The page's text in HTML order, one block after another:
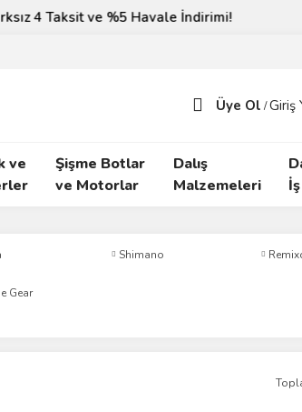
4 Taksit ve %5 Havale İndirimi!
Üye Ol /Giriş
ve
Şişme Botlar
ve Motorlar
Dalış
Malzemeleri
Shimano
Gear